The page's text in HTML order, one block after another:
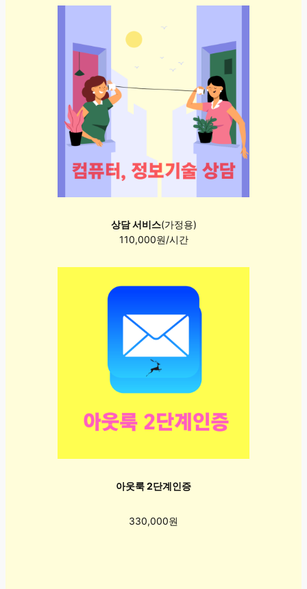
상담 서비스(가정용)
110,000원/시간
아웃룩 2단계인증
330,000원